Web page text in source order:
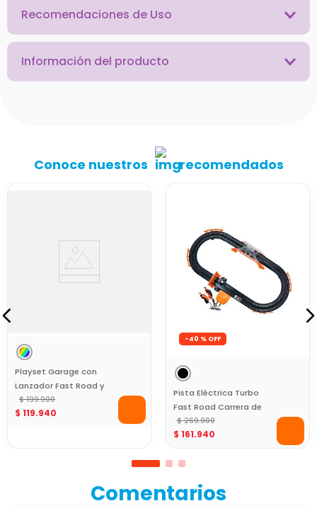
Recomendaciones de Uso
Información del producto
Conoce nuestros recomendados
Playset Garage con
Lanzador Fast Road y
Diecast Big Helmet
$ 199.900
$ 119.940
-40 %
Pista Eléctrica Turbo
Fast Road Carrera de
Alta Velocidad
$ 269.900
$ 161.940
Comentarios